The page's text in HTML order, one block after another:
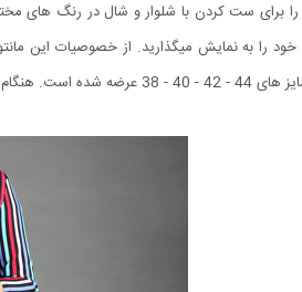
را برای ست کردن با شلوار و شال در رنگ های
را به نمایش میگذارید. از خصوصیات این
نظر را انتخاب کنید.